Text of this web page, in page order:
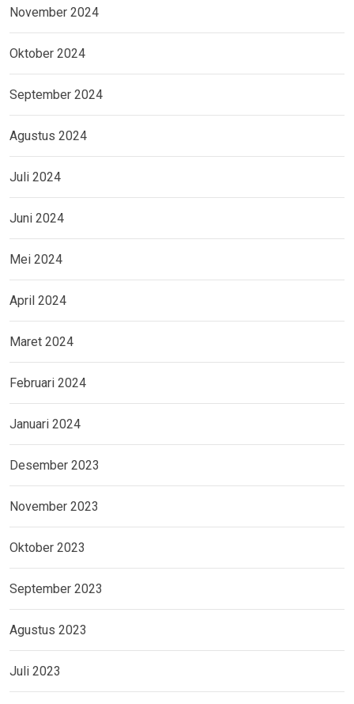
November 2024
Oktober 2024
September 2024
Agustus 2024
Juli 2024
Juni 2024
Mei 2024
April 2024
Maret 2024
Februari 2024
Januari 2024
Desember 2023
November 2023
Oktober 2023
September 2023
Agustus 2023
Juli 2023